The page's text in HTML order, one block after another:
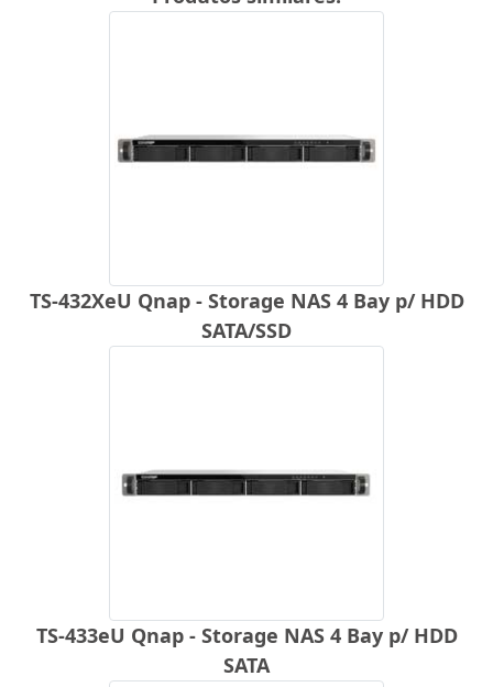
TS-432XeU Qnap - Storage NAS 4 Bay p/ HDD
SATA/SSD
TS-433eU Qnap - Storage NAS 4 Bay p/ HDD
SATA